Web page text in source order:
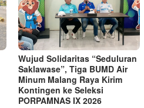
Wujud Solidaritas “Seduluran
Saklawase”, Tiga BUMD Air
Minum Malang Raya Kirim
Kontingen ke Seleksi
PORPAMNAS IX 2026